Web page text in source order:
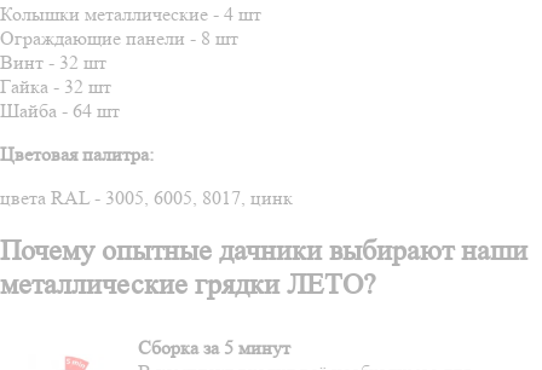
Колышки металлические - 4 шт
Ограждающие панели - 8 шт
Винт - 32 шт
Гайка - 32 шт
Шайба - 64 шт
Цветовая палитра:
цвета RAL - 3005, 6005, 8017, цинк
Почему опытные дачники выбирают наши
металлические грядки ЛЕТО?
Сборка за 5 минут